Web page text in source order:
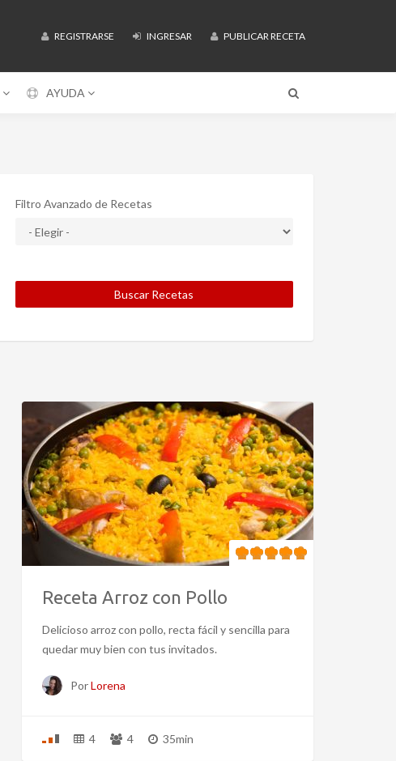
REGISTRARSE INGRESAR PUBLICAR RECETA
AYUDA
Filtro Avanzado de Recetas
Buscar Recetas
Receta Arroz con Pollo
Delicioso arroz con pollo, recta fácil y sencilla para
quedar muy bien con tus invitados.
PorLorena
4 4 35min